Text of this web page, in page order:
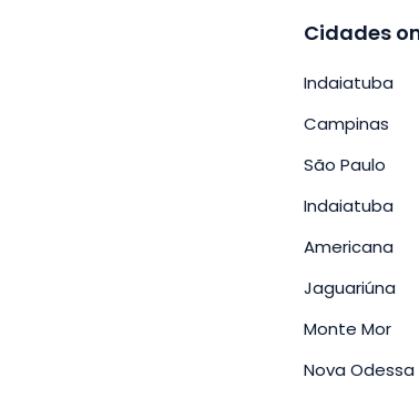
Cidades
Indaiatuba
Campinas
São Paulo
Indaiatuba
Americana
Jaguariúna
Monte Mor
Nova Odessa